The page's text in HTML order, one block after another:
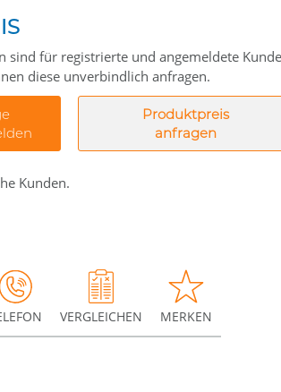
sind für registrierte und angemeldete
diese unverbindlich anfragen.
Produktpreis
anfragen
Kunden.
VERGLEICHEN MERKEN